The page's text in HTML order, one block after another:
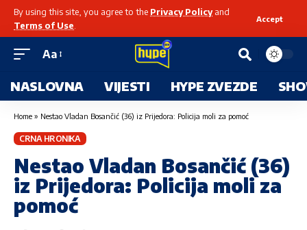
By using this site, you agree to the Privacy Policyand
Terms of Use
Accept
Aa
NASLOVNA VIJESTI HYPE ZVEZDE
Home » Nestao Vladan Bosančić (36) iz Prijedora: Policija moli za pomoć
CRNA HRONIKA
Nestao Vladan Bosančić (36)
iz Prijedora: Policija moli za
pomoć